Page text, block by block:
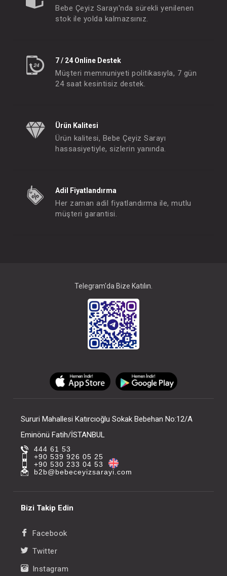
Bebe Çeyiz Sarayı'nda sürekli yenilenen
stok ile yolda kalmazsınız.
7 / 24 Online Destek
Müşteri memnuniyeti politikasıyla, 7 gün
24 saat kesintisiz destek.
Ürün Kalitesi
Ürün kalitesi, Bebe Çeyiz Sarayı
hassasiyetiyle, sizlerin yanında.
Adil Fiyatlandırma
Her zaman adil fiyatlandırma ile, mutlu
müşteri garantisi.
Telegram'da Bize Katılın.
Sururi Mahallesi Katırcıoğlu Sokak Bebehan No:12/A
Eminönü Fatih/İSTANBUL
444 61 53
+90 539 926 05 25
+90 530 233 04 53
b2b@bebeceyizsarayi.com
Bizi Takip Edin
Facebook
Twitter
Instagram